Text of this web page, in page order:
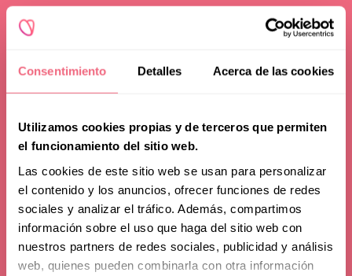
Consentimiento Detalles Acerca de las cookies
Utilizamos cookies propias y de terceros que permiten
el funcionamiento del sitio web.
Las cookies de este sitio web se usan para personalizar
el contenido y los anuncios, ofrecer funciones de redes
sociales y analizar el tráfico. Además, compartimos
información sobre el uso que haga del sitio web con
nuestros partners de redes sociales, publicidad y análisis
web, quienes pueden combinarla con otra información